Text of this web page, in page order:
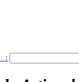
: